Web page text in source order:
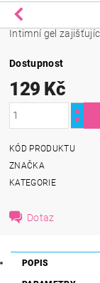
Intimní gel
Dostupnost
129 Kč
KÓD PRODUKTU
ZNAČKA
KATEGORIE
Dotaz
POPIS